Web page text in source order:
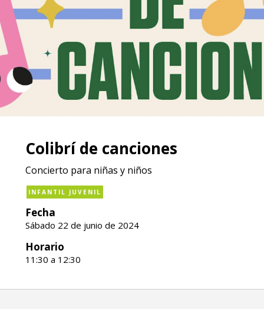
Colibrí de canciones
Concierto para niñas y niños
INFANTIL JUVENIL
Fecha
Sábado 22 de junio de 2024
Horario
11:30 a 12:30